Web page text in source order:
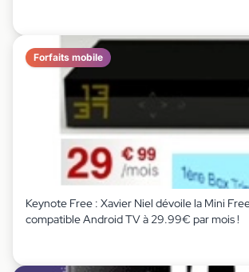
Forfaits mobile
Keynote Free : Xavier Niel dévoile la Mini
compatible Android TV à 29.99€ par mois !